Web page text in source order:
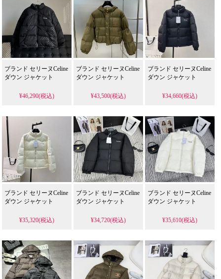
ブランド セリーヌCeline
ダウン ジャケット
¥46,290(税込)
ブランド セリーヌCeline
ダウン ジャケット
¥43,500(税込)
ブランド セリーヌCeline
ダウン ジャケット
¥34,660(税込)
ブランド セリーヌCeline
ダウン ジャケット
¥35,320(税込)
ブランド セリーヌCeline
ダウン ジャケット
¥34,720(税込)
ブランド セリーヌCeline
ダウン ジャケット
¥35,610(税込)